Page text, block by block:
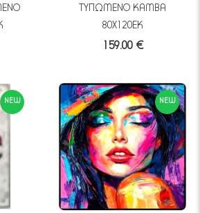
ΤΥΠΩΜΕΝΟ ΚΑΜΒΑ
80Χ120ΕΚ
159.00 €
NEW NEW